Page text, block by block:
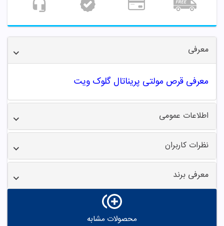
معرفی
معرفی قرص مولتی پریناتال گلوک ویت
اطلاعات عمومی
نظرات کاربران
معرفی برند
محصولات مشابه